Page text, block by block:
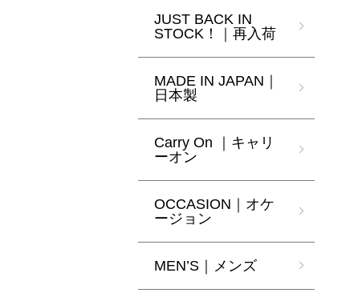
JUST BACK IN
STOCK！｜再入荷
MADE IN JAPAN｜
日本製
Carry On ｜キャリ
ーオン
OCCASION｜オケ
ージョン
MEN’S｜メンズ